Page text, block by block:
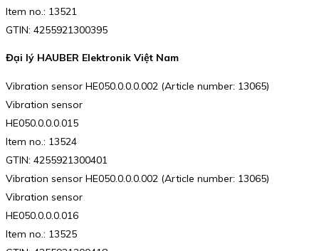
Item no.: 13521
GTIN: 4255921300395
Đại lý HAUBER Elektronik Việt Nam
Vibration sensor HE050.0.0.0.002 (Article number: 13065)
Vibration sensor
HE050.0.0.0.015
Item no.: 13524
GTIN: 4255921300401
Vibration sensor HE050.0.0.0.002 (Article number: 13065)
Vibration sensor
HE050.0.0.0.016
Item no.: 13525